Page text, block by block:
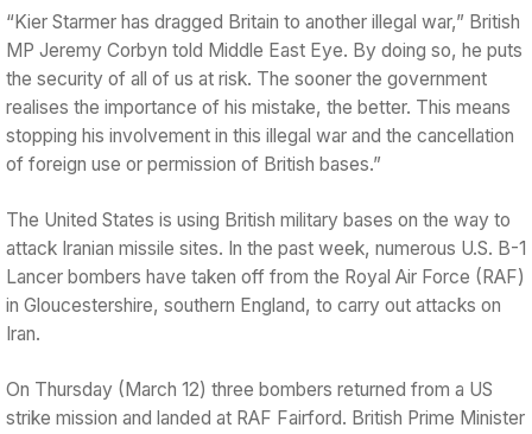
“Kier Starmer has dragged Britain to another illegal war,” British
MP Jeremy Corbyn told Middle East Eye. By doing so, he puts
the security of all of us at risk. The sooner the government
realises the importance of his mistake, the better. This means
stopping his involvement in this illegal war and the cancellation
of foreign use or permission of British bases.”
The United States is using British military bases on the way to
attack Iranian missile sites. In the past week, numerous U.S. B-1
Lancer bombers have taken off from the Royal Air Force (RAF)
in Gloucestershire, southern England, to carry out attacks on
Iran.
On Thursday (March 12) three bombers returned from a US
strike mission and landed at RAF Fairford. British Prime Minister